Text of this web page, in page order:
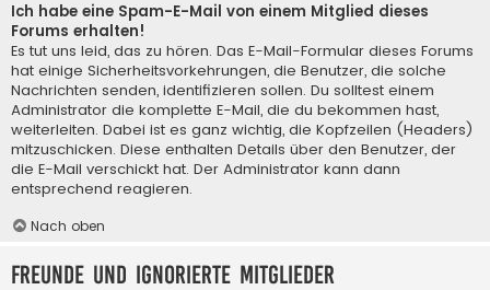
Ich habe eine Spam-E-Mail von einem Mitglied dieses
Forums erhalten!
Es tut uns leid, das zu hören. Das E-Mail-Formular dieses Forums
hat einige Sicherheitsvorkehrungen, die Benutzer, die solche
Nachrichten senden, identifizieren sollen. Du solltest einem
Administrator die komplette E-Mail, die du bekommen hast,
weiterleiten. Dabei ist es ganz wichtig, die Kopfzeilen (Headers)
mitzuschicken. Diese enthalten Details über den Benutzer, der
die E-Mail verschickt hat. Der Administrator kann dann
entsprechend reagieren.
Nach oben
Freunde und ignorierte Mitglieder